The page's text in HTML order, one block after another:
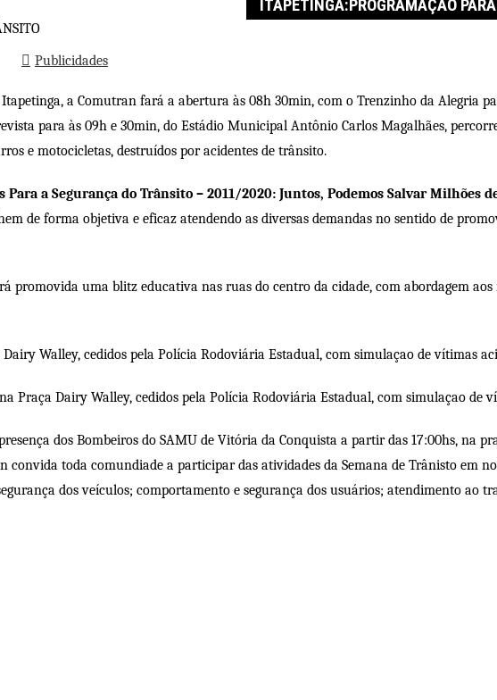
ITAPETINGA:PROGRAMAÇÃO
Publicidades
a Comutran fará a abertura às 08h 30min, com o Trenzinho da Alegria
para às 09h e 30min, do Estádio Municipal Antônio Carlos Magalhães,
e motocicletas, destruídos por acidentes de trânsito.
Para a Segurança do Trânsito – 2011/2020: Juntos, Podemos Salvar Milhões
de forma objetiva e eficaz atendendo as diversas demandas no sentido de
promovida uma blitz educativa nas ruas do centro da cidade, com abordagem
Walley, cedidos pela Polícia Rodoviária Estadual, com simulaçao de vítimas
Praça Dairy Walley, cedidos pela Polícia Rodoviária Estadual, com simulaçao de
dos Bombeiros do SAMU de Vitória da Conquista a partir das 17:00hs, na
toda comundiade a participar das atividades da Semana de Trânisto em
dos veículos; comportamento e segurança dos usuários; atendimento ao